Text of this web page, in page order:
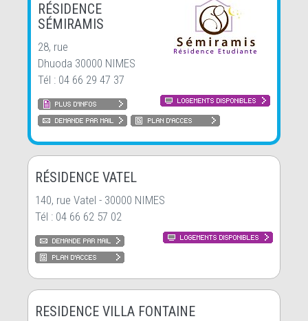
RÉSIDENCE
SÉMIRAMIS
28, rue
Dhuoda 30000 NIMES
Tél : 04 66 29 47 37
RÉSIDENCE VATEL
140, rue Vatel - 30000 NIMES
Tél : 04 66 62 57 02
RESIDENCE VILLA FONTAINE